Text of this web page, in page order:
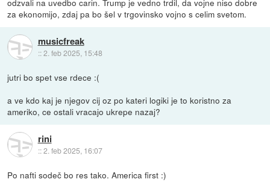
za ekonomijo, zdaj pa bo šel v trgovinsko vojno s celim svetom.
musicfreak
::2. feb 2025, 15:48
jutri bo spet vse rdece :(
a ve kdo kaj je njegov cij oz po kateri logiki je to koristno za
ameriko, ce ostali vracajo ukrepe nazaj?
rini
::2. feb 2025, 16:07
Po nafti sodeč bo res tako. America first :)